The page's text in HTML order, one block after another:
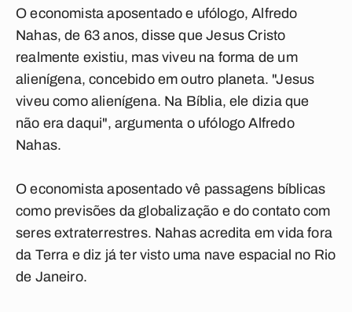
O economista aposentado e ufólogo, Alfredo
Nahas, de 63 anos, disse que Jesus Cristo
realmente existiu, mas viveu na forma de um
alienígena, concebido em outro planeta. "Jesus
viveu como alienígena. Na Bíblia, ele dizia que
não era daqui", argumenta o ufólogo Alfredo
Nahas.
O economista aposentado vê passagens bíblicas
como previsões da globalização e do contato com
seres extraterrestres. Nahas acredita em vida fora
da Terra e diz já ter visto uma nave espacial no Rio
de Janeiro.